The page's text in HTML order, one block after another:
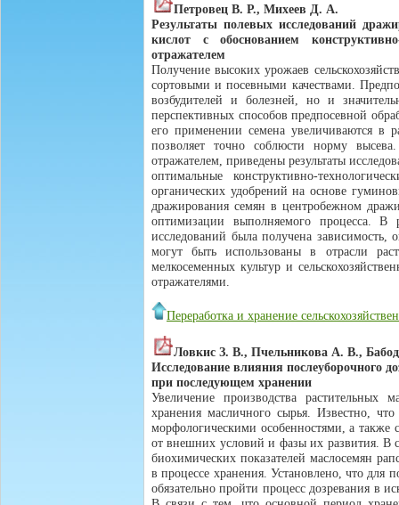
Петровец В. Р., Михеев Д. А.
Результаты полевых исследований
кислот с обоснованием
отражателем
Получение высоких урожаев
сортовыми и посевными качествами.
возбудителей и болезней, но и
перспективных способов предпосевной
его применении семена увеличиваются в
позволяет точно соблюсти норму
отражателем, приведены результаты
оптимальные конструктивно-
органических удобрений на основе
дражирования семян в центробежном
оптимизации выполняемого процесса. В
исследований была получена
могут быть использованы в отрасли
мелкосеменных культур и
отражателями.
Переработка и хранение
Ловкис З. В., Пчельникова А. В.,
Исследование влияния послеуборочного
при последующем хранении
Увеличение производства растительных
хранения масличного сырья. Известно,
морфологическими особенностями, а также
от внешних условий и фазы их развития. В
биохимических показателей маслосемян
в процессе хранения. Установлено, что
обязательно пройти процесс дозревания в